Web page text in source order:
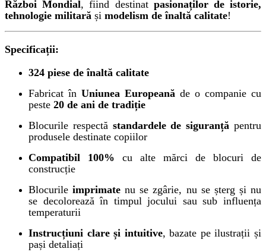
Război Mondial, fiind destinat pasionaților de istorie,
tehnologie militară și modelism de înaltă calitate!
Specificații:
324 piese de înaltă calitate
Fabricat în Uniunea Europeană de o companie cu
peste 20 de ani de tradiție
Blocurile respectă standardele de siguranță pentru
produsele destinate copiilor
Compatibil 100% cu alte mărci de blocuri de
construcție
Blocurileimprimate nu se zgârie, nu se șterg și nu
se decolorează în timpul jocului sau sub influența
temperaturii
Instrucțiuni clare și intuitive, bazate pe ilustrații și
pași detaliați